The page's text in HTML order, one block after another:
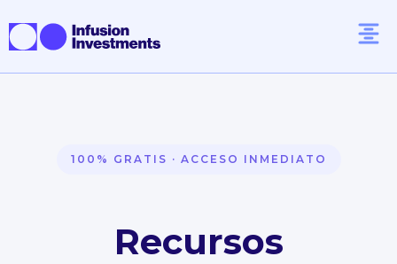
100% GRATIS · ACCESO INMEDIATO
Recursos